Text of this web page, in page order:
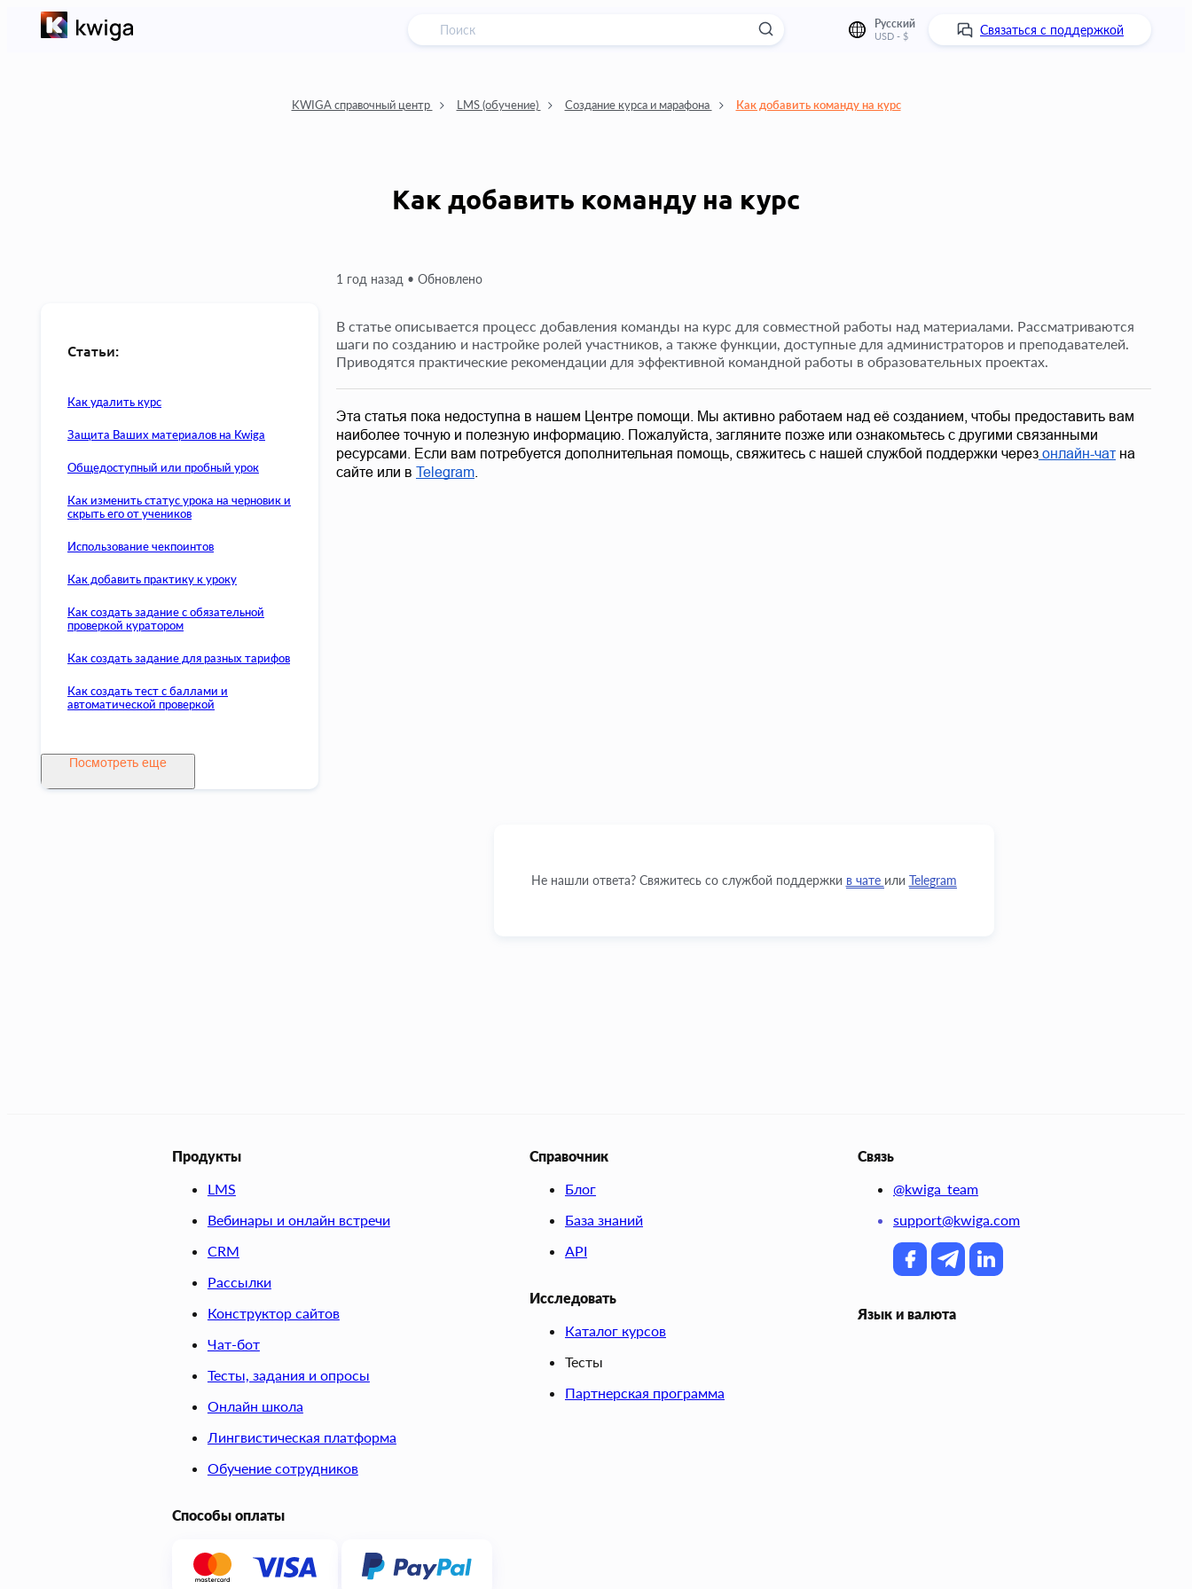
Русский
USD - $ Связаться с поддержкой
KWIGA справочный центр LMS (обучение) Создание курса и марафона Как добавить команду на курс
Как добавить команду на курс
Статьи:
Как удалить курс
Защита Ваших материалов на Kwiga
Общедоступный или пробный урок
Как изменить статус урока на черновик и
скрыть его от учеников
Использование чекпоинтов
Как добавить практику к уроку
Как создать задание с обязательной
проверкой куратором
Как создать задание для разных тарифов
Как создать тест с баллами и
автоматической проверкой
Посмотреть еще
1 год назад • Обновлено
В статье описывается процесс добавления команды на курс для совместной работы над материалами. Рассматриваются
шаги по созданию и настройке ролей участников, а также функции, доступные для администраторов и преподавателей.
Приводятся практические рекомендации для эффективной командной работы в образовательных проектах.
Эта статья пока недоступна в нашем Центре помощи. Мы активно работаем над её созданием, чтобы предоставить вам
наиболее точную и полезную информацию. Пожалуйста, загляните позже или ознакомьтесь с другими связанными
ресурсами. Если вам потребуется дополнительная помощь, свяжитесь с нашей службой поддержки через онлайн-чат на
сайте или в Telegram
Не нашли ответа? Свяжитесь со службой поддержки в чате или Telegram
Продукты
LMS
Вебинары и онлайн встречи
CRM
Рассылки
Конструктор сайтов
Чат-бот
Тесты, задания и опросы
Онлайн школа
Лингвистическая платформа
Обучение сотрудников
Справочник
Блог
База знаний
API
Исследовать
Каталог курсов
Тесты
Партнерская программа
Связь
@kwiga_team
support@kwiga.com
Язык и валюта
Способы оплаты